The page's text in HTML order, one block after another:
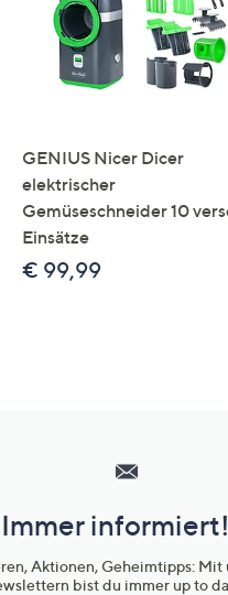
GENIUS Nicer Dicer
elektrischer
Gemüseschneider 10
Einsätze
€ 99,99
Immer informiert!
Aktionen, Geheimtipps: Mit
bist du immer up to